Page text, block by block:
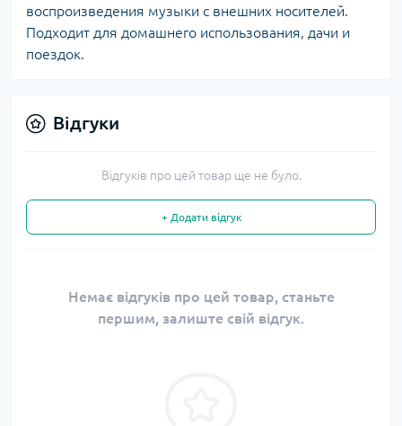
воспроизведения музыки с внешних носителей.
Подходит для домашнего использования, дачи и
поездок.
Відгуки
Відгуків про цей товар ще не було.
+ Додати відгук
Немає відгуків про цей товар, станьте
першим, залиште свій відгук.